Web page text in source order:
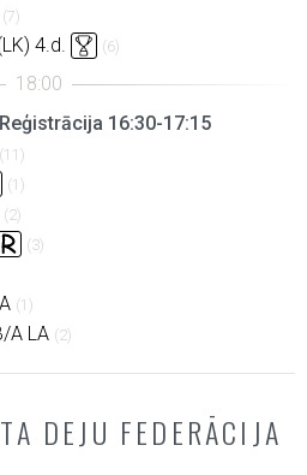
(7)
4.d. (6)
16:30-17:15
(11)
(1)
(2)
(3)
(1)
A LA (2)
DEJU FEDERĀCIJA